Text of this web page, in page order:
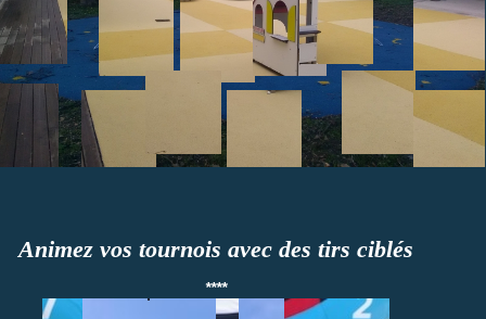
Animez vos tournois avec des tirs ciblés
****